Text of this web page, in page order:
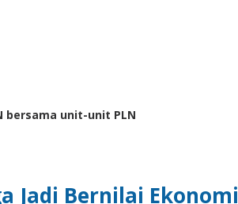
bersama unit-unit PLN
Jadi Bernilai Ekonomi